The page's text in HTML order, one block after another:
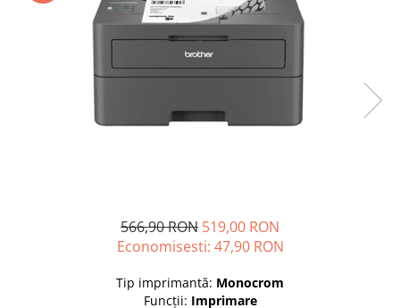
Plottere
Capete imprimare
Consumabile imprimanta
Tonere compatibile
566,90 RON 519,00 RON
Economisesti: 47,90 RON
Tip imprimantă: Monocrom
Funcţii: Imprimare